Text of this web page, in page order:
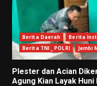
Berita Daerah
Berita
Berita TNI _ POLRI
Jambi
Plester dan Acian
Agung Kian Layak